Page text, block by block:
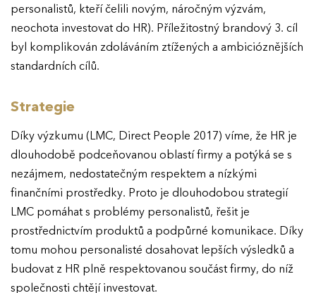
personalistů, kteří čelili novým, náročným výzvám,
neochota investovat do HR). Příležitostný brandový 3. cíl
byl komplikován zdoláváním ztížených a ambicióznějších
standardních cílů.
Strategie
Díky výzkumu (LMC, Direct People 2017) víme, že HR je
dlouhodobě podceňovanou oblastí firmy a potýká se s
nezájmem, nedostatečným respektem a nízkými
finančními prostředky. Proto je dlouhodobou strategií
LMC pomáhat s problémy personalistů, řešit je
prostřednictvím produktů a podpůrné komunikace. Díky
tomu mohou personalisté dosahovat lepších výsledků a
budovat z HR plně respektovanou součást firmy, do níž
společnosti chtějí investovat.